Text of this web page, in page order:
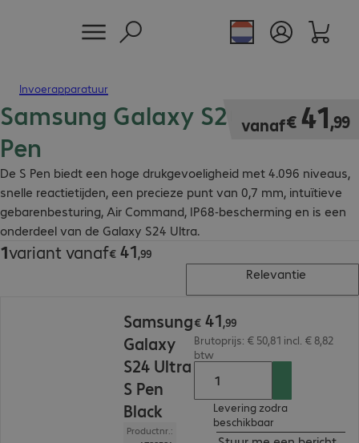
Invoerapparatuur
Samsung Galaxy S24 Ultra S
Pen
De S Pen biedt een hoge drukgevoeligheid met 4.096 niveaus,
snelle reactietijden, een precieze punt van 0,7 mm, intuïtieve
gebarenbesturing, Air Command, IP68-bescherming en is een
onderdeel van de Galaxy S24 Ultra.
vanaf€ 41,99
€ 41,99
1variant vanaf€ 41,99
€ 41,99
Relevantie
Samsung
Galaxy
S24 Ultra
S Pen
Black
Productnr.:
€ 41,99
Brutoprijs: € 50,81 incl. € 8,82
btw
Levering zodra
beschikbaar